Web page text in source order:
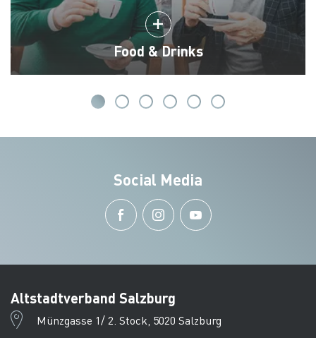
Food & Drinks
Social Media
Altstadtverband Salzburg
Münzgasse 1/ 2. Stock, 5020 Salzburg